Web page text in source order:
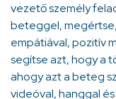
vezető személy
beteggel,
empátiával, pozitív
segítse azt, hogy a
ahogy azt a beteg
videóval, hanggal